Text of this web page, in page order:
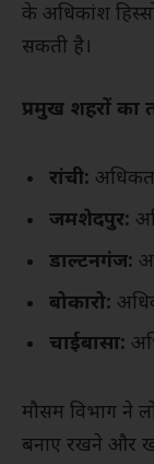
के अधिकांश
सकती है।
प्रमुख शहरों का
रांची:
जमशेदपुर:
डाल्टनगंज:
बोकारो:
चाईबासा:
मौसम विभाग ने
बनाए रखने और